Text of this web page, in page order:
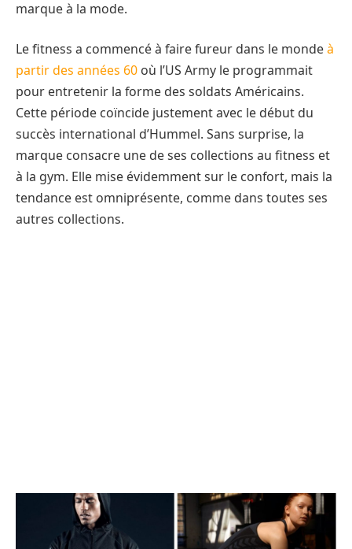
marque à la mode.
Le fitness a commencé à faire fureur dans le mondeà
partir des années 60 où l’US Army le programmait
pour entretenir la forme des soldats Américains.
Cette période coïncide justement avec le début du
succès international d’Hummel. Sans surprise, la
marque consacre une de ses collections au fitness et
à la gym. Elle mise évidemment sur le confort, mais la
tendance est omniprésente, comme dans toutes ses
autres collections.